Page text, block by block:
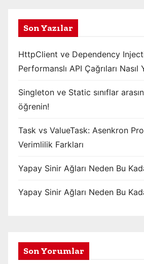
Son Yazılar
HttpClient ve Dependency
Performanslı API Çağrıları Nasıl
Singleton ve Static sınıflar
öğrenin!
Task vs ValueTask: Asenkron
Verimlilik Farkları
Yapay Sinir Ağları Neden Bu
Yapay Sinir Ağları Neden Bu
Son Yorumlar